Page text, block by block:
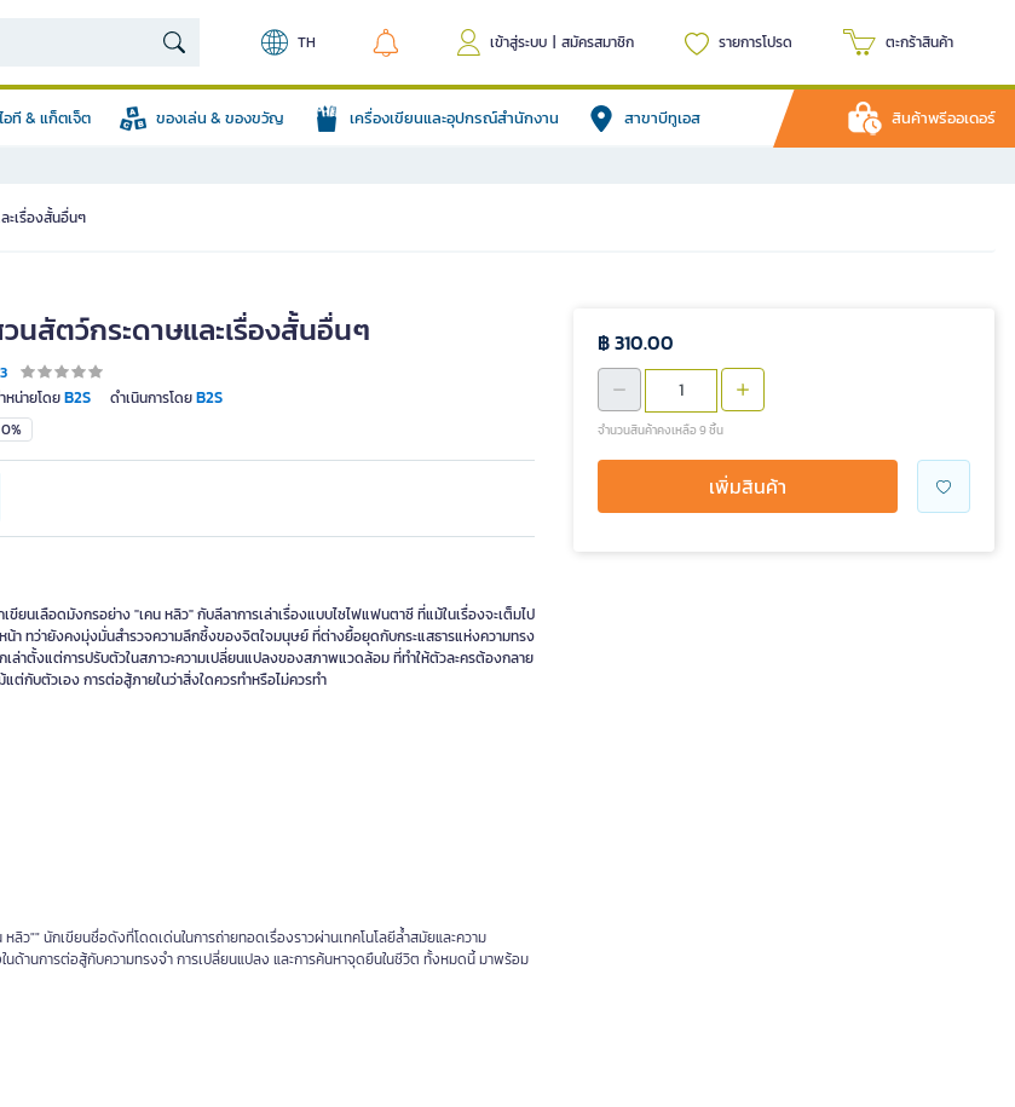
TH เข้าสู่ระบบ | สมัครสมาชิก รายการโปรด ตะกร้าสินค้า
ไอที & แก็ตเจ็ต ของเล่น & ของขวัญ เครื่องเขียนและอุปกรณ์สำนักงาน สาขาบีทูเอส สินค้าพรีออเดอร์
ะเรื่องสั้นอื่นๆ
นสัตว์กระดาษและเรื่องสั้นอื่นๆ
หน่ายโดยB2S ดำเนินการโดยB2S
ขียนเลือดมังกรอย่าง "เคน หลิว" กับลีลาการเล่าเรื่องแบบไซไฟแฟนตาซี ที่แม้ในเรื่องจะเต็มไป
น้า ทว่ายังคงมุ่งมั่นสำรวจความลึกซึ้งของจิตใจมนุษย์ ที่ต่างยื้อยุดกับกระแสธารแห่งความทรง
เล่าตั้งแต่การปรับตัวในสภาวะความเปลี่ยนแปลงของสภาพแวดล้อม ที่ทำให้ตัวละครต้องกลาย
ต่กับตัวเอง การต่อสู้ภายในว่าสิ่งใดควรทำหรือไม่ควรทำ
ว"" นักเขียนชื่อดังที่โดดเด่นในการถ่ายทอดเรื่องราวผ่านเทคโนโลยีล้ำสมัยและความ
ด้านการต่อสู้กับความทรงจำ การเปลี่ยนแปลง และการค้นหาจุดยืนในชีวิต ทั้งหมดนี้ มาพร้อม
฿ 310.00
จำนวนสินค้าคงเหลือ 9 ชิ้น
เพิ่มสินค้า